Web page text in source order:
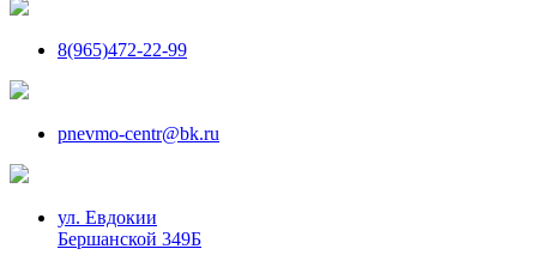
8(965)472-22-99
pnevmo-centr@bk.ru
ул. Евдокии
Бершанской 349Б